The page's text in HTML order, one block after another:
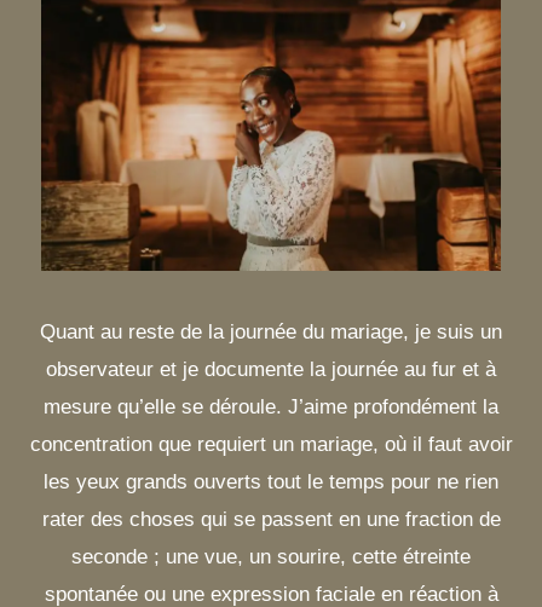
Quant au reste de la journée du mariage, je suis un
observateur et je documente la journée au fur et à
mesure qu’elle se déroule. J’aime profondément la
concentration que requiert un mariage, où il faut avoir
les yeux grands ouverts tout le temps pour ne rien
rater des choses qui se passent en une fraction de
seconde ; une vue, un sourire, cette étreinte
spontanée ou une expression faciale en réaction à